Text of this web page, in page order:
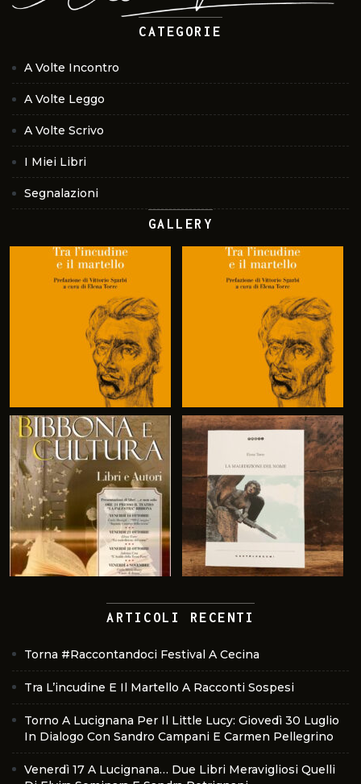
CATEGORIE
A Volte Incontro
A Volte Leggo
A Volte Scrivo
I Miei Libri
Segnalazioni
GALLERY
ARTICOLI RECENTI
Torna #Raccontandoci Festival A Cecina
Tra L’incudine E Il Martello A Racconti Sospesi
Torno A Lucignana Per Il Little Lucy: Giovedì 30 Luglio
In Dialogo Con Sandro Campani E Carmen Pellegrino
Venerdì 17 A Lucignana… Due Libri Meravigliosi Quelli